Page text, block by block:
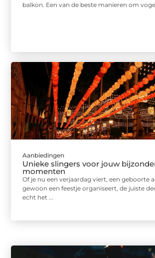
balkon. Een van de beste manieren om
Aanbiedingen
Unieke slingers voor jouw
momenten
Of je nu een verjaardag viert, een geboorte
gewoon een feestje organiseert, de juiste
echt het ...